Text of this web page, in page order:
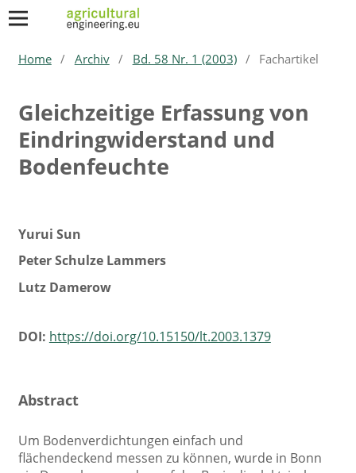
Home / Archiv / Bd. 58 Nr. 1 (2003) / Fachartikel
Gleichzeitige Erfassung von
Eindringwiderstand und
Bodenfeuchte
Yurui Sun
Peter Schulze Lammers
Lutz Damerow
DOI: https://doi.org/10.15150/lt.2003.1379
Abstract
Um Bodenverdichtungen einfach und
flächendeckend messen zu können, wurde in Bonn